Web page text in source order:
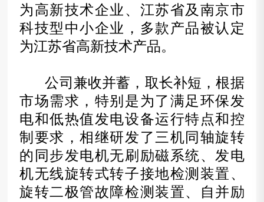
为高新技术企业、江苏省及南京市
科技型中小企业，多款产品被认定
为江苏省高新技术产品。
公司兼收并蓄，取长补短，根据
市场需求，特别是为了满足环保发
电和低热值发电设备运行特点和控
制要求，相继研发了三机同轴旋转
的同步发电机无刷励磁系统、发电
机无线旋转式转子接地检测装置、
旋转二极管故障检测装置、自并励